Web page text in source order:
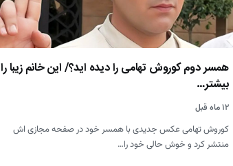
همسر دوم کوروش تهامی را دیده اید؟/ این خانم زیبا را
بیشتر…
۱۲ ماه قبل
کوروش تهامی عکس جدیدی با همسر خود در صفحه مجازی اش
منتشر کرد و خوش حالی خود را…